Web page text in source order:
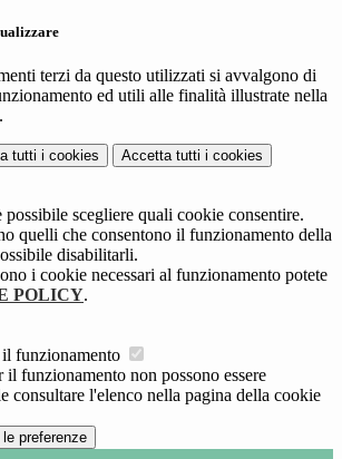
terzi da questo utilizzati si avvalgono di
ed utili alle finalità illustrate nella
.
tutti i cookies Accetta tutti i cookies
possibile scegliere quali cookie consentire.
quelli che consentono il funzionamento della
disabilitarli.
i cookie necessari al funzionamento potete
POLICY.
funzionamento
il funzionamento non possono essere
consultare l'elenco nella pagina della cookie
preferenze